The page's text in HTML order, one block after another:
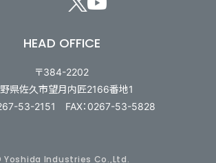
HEAD OFFICE
〒384-2202
県佐久市望月内匠2166番地1
53-2151 FAX：0267-53-5828
Yoshida Industries Co.,Ltd.